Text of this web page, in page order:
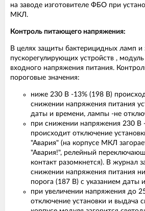
на заводе изготовителе ФБО при
МКЛ.
Контроль питающего напряжения:
В целях защиты бактерицидных ламп и
пускорегулирующих устройств ,
входного напряжения питания.
пороговые значения:
ниже 230 В -13% (198 В)
снижении напряжения питания
даты и времени, лампы -не
при снижении напряжения 230 В
происходит отключение
"Авария" (на корпусе МКЛ
"Авария!", релейный
контакт разомкнется). В журнал
снижении напряжения питания
порога (187 В) с указанием даты
при увеличении напряжения до
отключение установки и выдача